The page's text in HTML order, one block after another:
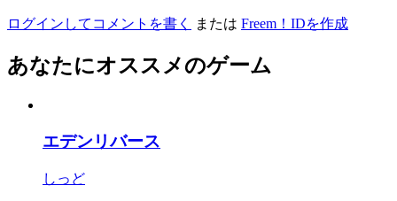
ログインしてコメントを書く または Freem！IDを作成
あなたにオススメのゲーム
エデンリバース
しっど